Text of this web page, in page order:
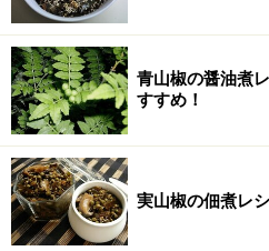
青山椒の醤油煮
すすめ！
実山椒の佃煮レ